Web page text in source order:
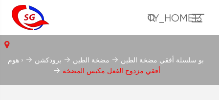
TY_HOME13
هوم › برودكشن مضخة الطين
بو سلسلة أفقي مضخة الطين
أفقي مزدوج الفعل مكبس المضخة